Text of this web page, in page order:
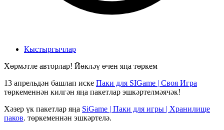
Кыстыргычлар
Хөрмәтле авторлар! Йөкләү өчен яңа төркем
13 апрельдән башлап иске Паки для SIGame | Своя Игра
төркеменнән килгән яңа пакетлар эшкәртелмәячәк!
Хәзер үк пакетлар яңа SiGame | Паки для игры | Хранилище
паков. төркеменнән эшкәртелә.